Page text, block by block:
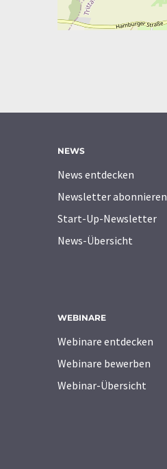
NEWS
News entdecken
Newsletter abonnieren
Start-Up-Newsletter
News-Übersicht
WEBINARE
Webinare entdecken
Webinare bewerben
Webinar-Übersicht